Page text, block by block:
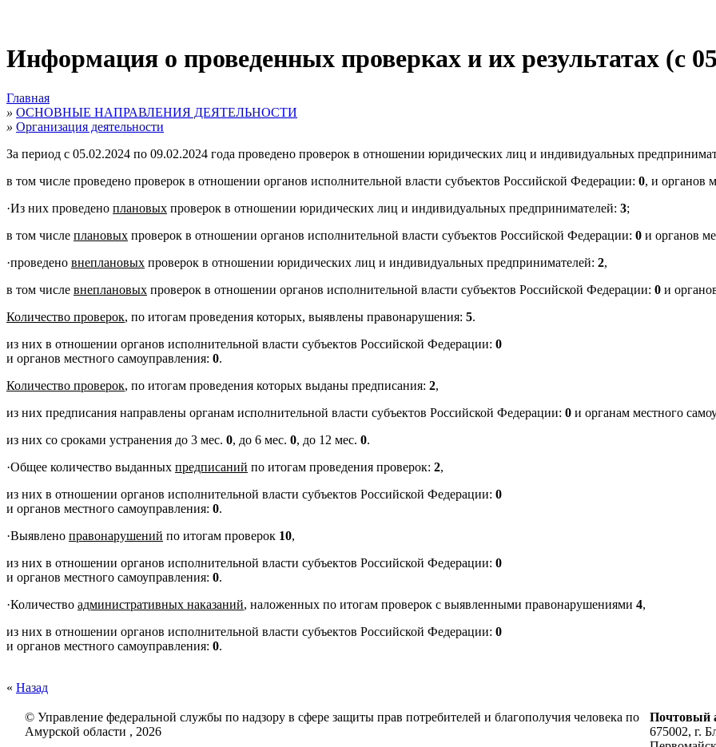
Информация о проведенных проверках и их результатах (с
Главная
» ОСНОВНЫЕ НАПРАВЛЕНИЯ ДЕЯТЕЛЬНОСТИ
» Организация деятельности
За период с 05.02.2024 по 09.02.2024 года проведено проверок в отношении юридических лиц и индивидуальных
в том числе проведено проверок в отношении органов исполнительной власти субъектов Российской Федерации: 0, и органов
·Из них проведено плановых проверок в отношении юридических лиц и индивидуальных предпринимателей: 3;
в том числе плановых проверок в отношении органов исполнительной власти субъектов Российской Федерации: 0 и органов
·проведено внеплановых проверок в отношении юридических лиц и индивидуальных предпринимателей: 2,
в том числе внеплановых проверок в отношении органов исполнительной власти субъектов Российской Федерации: 0 и
Количество проверок, по итогам проведения которых, выявлены правонарушения: 5.
из них в отношении органов исполнительной власти субъектов Российской Федерации: 0
и органов местного самоуправления: 0.
Количество проверок, по итогам проведения которых выданы предписания: 2,
из них предписания направлены органам исполнительной власти субъектов Российской Федерации: 0 и органам местного
из них со сроками устранения до 3 мес. 0, до 6 мес. 0, до 12 мес. 0.
·Общее количество выданных предписаний по итогам проведения проверок: 2,
из них в отношении органов исполнительной власти субъектов Российской Федерации: 0
и органов местного самоуправления: 0.
·Выявлено правонарушений по итогам проверок 10,
из них в отношении органов исполнительной власти субъектов Российской Федерации: 0
и органов местного самоуправления: 0.
·Количество административных наказаний, наложенных по итогам проверок с выявленными правонарушениями 4,
из них в отношении органов исполнительной власти субъектов Российской Федерации: 0
и органов местного самоуправления: 0.
« Назад
© Управление федеральной службы по надзору в сфере защиты прав потребителей и благополучия человека по
Амурской области , 2026
Почтовый
675002, г.